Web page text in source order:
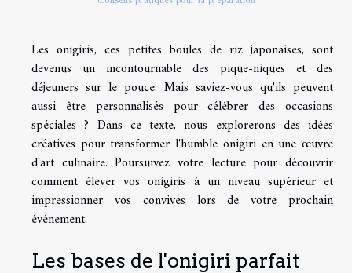
Les onigiris, ces petites boules de riz japonaises, sont
devenus un incontournable des pique-niques et des
déjeuners sur le pouce. Mais saviez-vous qu'ils peuvent
aussi être personnalisés pour célébrer des occasions
spéciales ? Dans ce texte, nous explorerons des idées
créatives pour transformer l'humble onigiri en une œuvre
d'art culinaire. Poursuivez votre lecture pour découvrir
comment élever vos onigiris à un niveau supérieur et
impressionner vos convives lors de votre prochain
événement.
Les bases de l'onigiri parfait